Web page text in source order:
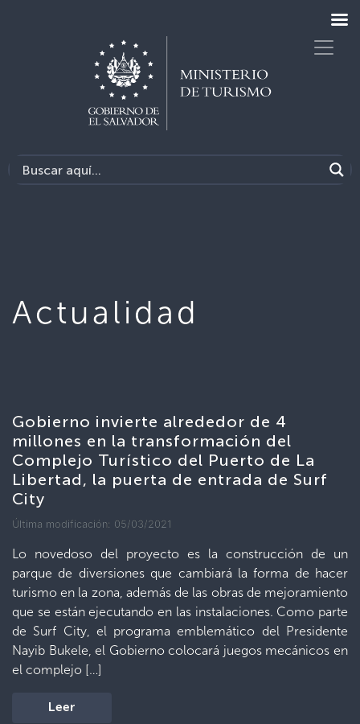
Actualidad
Gobierno invierte alrededor de 4
millones en la transformación del
Complejo Turístico del Puerto de La
Libertad, la puerta de entrada de Surf
City
Última modificación: 05/03/2021
Lo novedoso del proyecto es la construcción de un
parque de diversiones que cambiará la forma de hacer
turismo en la zona, además de las obras de mejoramiento
que se están ejecutando en las instalaciones. Como parte
de Surf City, el programa emblemático del Presidente
Nayib Bukele, el Gobierno colocará juegos mecánicos en
el complejo […]
Leer